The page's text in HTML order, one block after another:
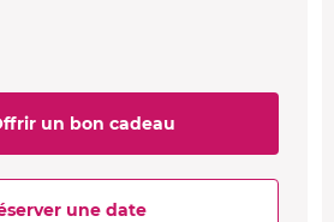
un bon cadeau
une date